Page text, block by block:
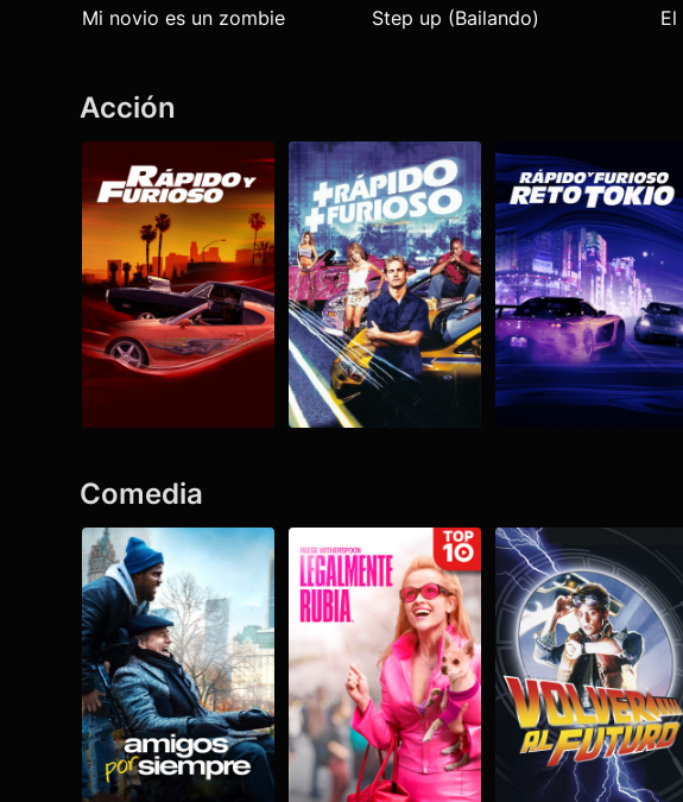
Mi novio es un zombie Step up (Bailando)
Acción
Comedia